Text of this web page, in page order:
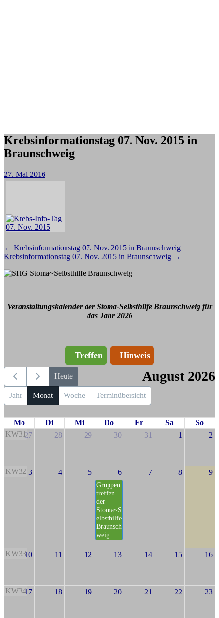
Krebsinformationstag 07. Nov. 2015 in
Braunschweig
27. Mai 2016
Beitragsnavigation
← Krebsinformationstag 07. Nov. 2015 in Braunschweig
Krebsinformationstag 07. Nov. 2015 in Braunschweig →
Veranstaltungskalender der Stoma-Selbsthilfe Braunschweig für
das Jahr 2026
Treffen Hinweis
Heute August 2026
Jahr Monat Woche Terminübersicht
Mo Di Mi Do Fr Sa
So
KW3127 28 29 30 31 1 2
KW32 3 4 5 6
Gruppen
treffen
der
Stoma~S
elbsthilfe
Braunsch
weig
7 8 9
KW3310 11 12 13 14 15 16
KW3417 18 19 20 21 22 23